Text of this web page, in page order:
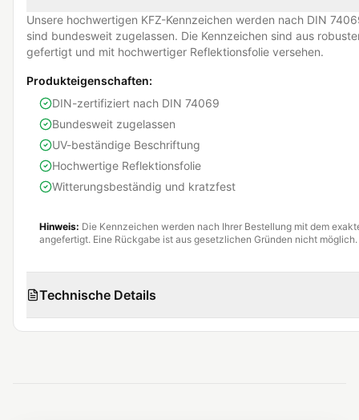
Unsere hochwertigen KFZ-Kennzeichen werden nach DIN
sind bundesweit zugelassen. Die Kennzeichen sind aus
gefertigt und mit hochwertiger Reflektionsfolie versehen.
Produkteigenschaften:
DIN-zertifiziert nach DIN 74069
Bundesweit zugelassen
UV-beständige Beschriftung
Hochwertige Reflektionsfolie
Witterungsbeständig und kratzfest
Hinweis: Die Kennzeichen werden nach Ihrer Bestellung mit dem
angefertigt. Eine Rückgabe ist aus gesetzlichen Gründen nicht möglich.
Technische Details